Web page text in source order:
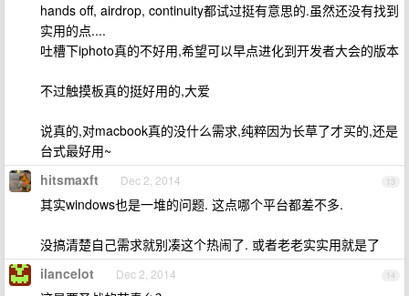
hands off, airdrop, continuity都试过挺有意思的.虽然还没有找到
实用的点....
吐槽下iphoto真的不好用,希望可以早点进化到开发者大会的版本
不过触摸板真的挺好用的,大爱
说真的,对macbook真的没什么需求,纯粹因为长草了才买的,还是
台式最好用~
13
hitsmaxft Dec 2, 2014
其实windows也是一堆的问题. 这点哪个平台都差不多.
没搞清楚自己需求就别凑这个热闹了. 或者老老实实用就是了
14
ilancelot Dec 2, 2014